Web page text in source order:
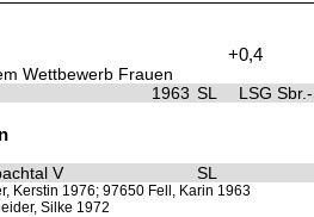
+0,4
Wettbewerb Frauen
1963 SL LSG
V SL
Kerstin 1976; 97650 Fell, Karin 1963
Silke 1972